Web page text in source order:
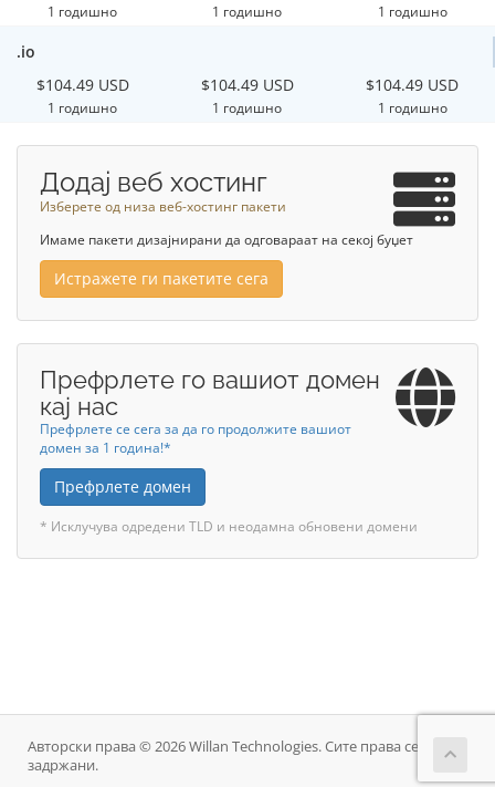
1 годишно 1 годишно 1 годишно
.io
$104.49 USD
1 годишно
$104.49 USD
1 годишно
$104.49 USD
1 годишно
Додај веб хостинг
Изберете од низа веб-хостинг пакети
Имаме пакети дизајнирани да одговараат на секој буџет
Истражете ги пакетите сега
Префрлете го вашиот домен
кај нас
Префрлете се сега за да го продолжите вашиот
домен за 1 година!*
Префрлете домен
* Исклучува одредени TLD и неодамна обновени домени
Авторски права © 2026 Willan Technologies. Сите права се
задржани.